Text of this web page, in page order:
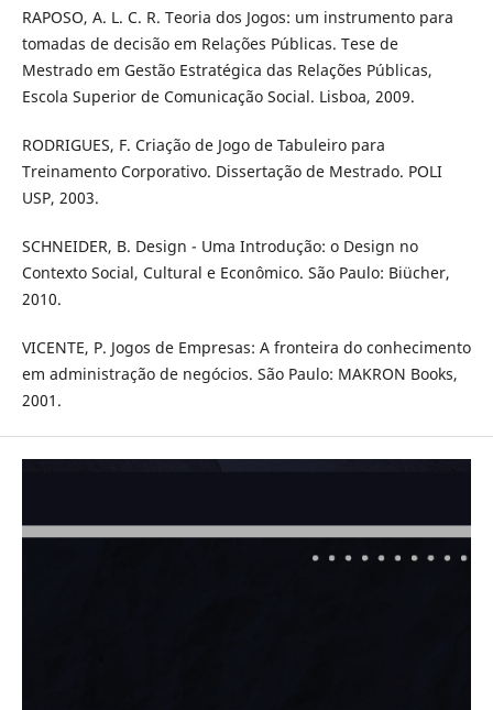
RAPOSO, A. L. C. R. Teoria dos Jogos: um instrumento para
tomadas de decisão em Relações Públicas. Tese de
Mestrado em Gestão Estratégica das Relações Públicas,
Escola Superior de Comunicação Social. Lisboa, 2009.
RODRIGUES, F. Criação de Jogo de Tabuleiro para
Treinamento Corporativo. Dissertação de Mestrado. POLI
USP, 2003.
SCHNEIDER, B. Design - Uma Introdução: o Design no
Contexto Social, Cultural e Econômico. São Paulo: Biücher,
2010.
VICENTE, P. Jogos de Empresas: A fronteira do conhecimento
em administração de negócios. São Paulo: MAKRON Books,
2001.